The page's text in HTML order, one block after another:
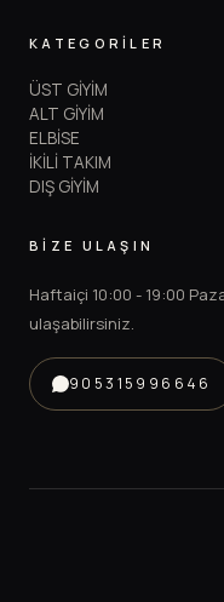
KATEGORİLER
ÜST GİYİM
ALT GİYİM
ELBİSE
İKİLİ TAKIM
DIŞ GİYİM
BİZE ULAŞIN
Haftaiçi 10:00 - 19:00
ulaşabilirsiniz.
905315996646